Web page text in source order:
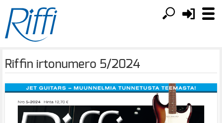
Riffin irtonumero 5/2024